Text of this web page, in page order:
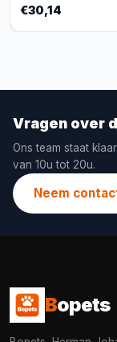
€30,14
Vragen over
Ons team staat
van 10u tot 20u.
Neem
Bopets